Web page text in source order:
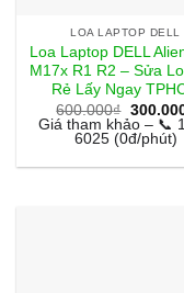
LOA LAPTOP DELL
Loa Laptop DELL
M17x R1 R2 – Sửa
Rẻ Lấy Ngay
600.000₫ Giá
gốc
là:
Giá tham khảo – 📞
6025 (0đ/phút)